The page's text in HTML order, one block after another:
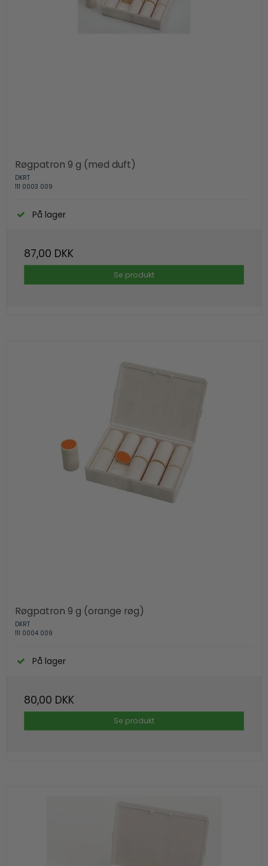
Røgpatron 9 g (med duft)
DKRT
111 0003 009
På lager
87,00 DKK
Se produkt
Røgpatron 9 g (orange røg)
DKRT
111 0004 009
På lager
80,00 DKK
Se produkt